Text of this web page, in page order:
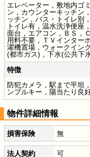
エレベーター，敷地内ゴ
ン，カウンターキッチン
ッチン，バス・トイレ別
トイレ有，温水洗浄便座
面台，エアコン，ＢＳ，
用料不要，ＴＶインター
濯機置場，ウォークイン
(都市ガス)，下水(公共下
特徴
防犯カメラ，駅まで平坦
ンプルキー，陽当たり良
物件詳細情報
損害保険 無
法人契約
可